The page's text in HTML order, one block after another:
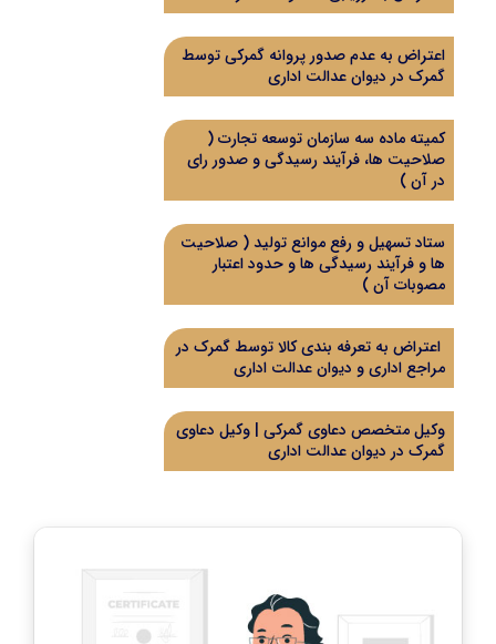
اعتراض به عدم صدور پروانه گمرکی توسط
گمرک در دیوان عدالت اداری
کمیته ماده سه سازمان توسعه تجارت (
صلاحیت ها، فرآیند رسیدگی و صدور رای
در آن )
ستاد تسهیل و رفع موانع تولید ( صلاحیت
ها و فرآیند رسیدگی ها و حدود اعتبار
مصوبات آن )
اعتراض به تعرفه بندی کالا توسط گمرک در
مراجع اداری و دیوان عدالت اداری
وکیل متخصص دعاوی گمرکی | وکیل دعاوی
گمرک در دیوان عدالت اداری